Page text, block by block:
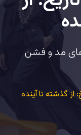
مد و فشن
گذشته تا آینده